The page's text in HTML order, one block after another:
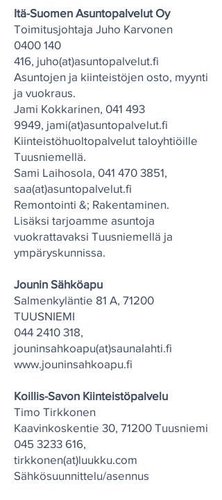
Itä-Suomen Asuntopalvelut Oy
Toimitusjohtaja Juho Karvonen
0400 140
416, juho(at)asuntopalvelut.fi
Asuntojen ja kiinteistöjen osto, myynti
ja vuokraus.
Jami Kokkarinen, 041 493
9949, jami(at)asuntopalvelut.fi
Kiinteistöhuoltopalvelut taloyhtiöille
Tuusniemellä.
Sami Laihosola, 041 470 3851,
saa(at)asuntopalvelut.fi
Remontointi &; Rakentaminen.
Lisäksi tarjoamme asuntoja
vuokrattavaksi Tuusniemellä ja
ympäryskunnissa.
Jounin Sähköapu
Salmenkyläntie 81 A, 71200
TUUSNIEMI
044 2410 318,
jouninsahkoapu(at)saunalahti.fi
www.jouninsahkoapu.fi
Koillis-Savon Kiinteistöpalvelu
Timo Tirkkonen
Kaavinkoskentie 30, 71200 Tuusniemi
045 3233 616,
tirkkonen(at)luukku.com
Sähkösuunnittelu/asennus